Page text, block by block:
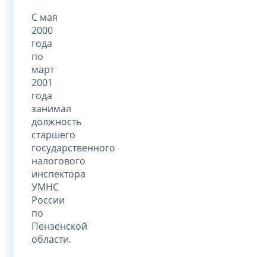
С мая
2000
года
по
март
2001
года
занимал
должность
старшего
государственного
налогового
инспектора
УМНС
России
по
Пензенской
области.